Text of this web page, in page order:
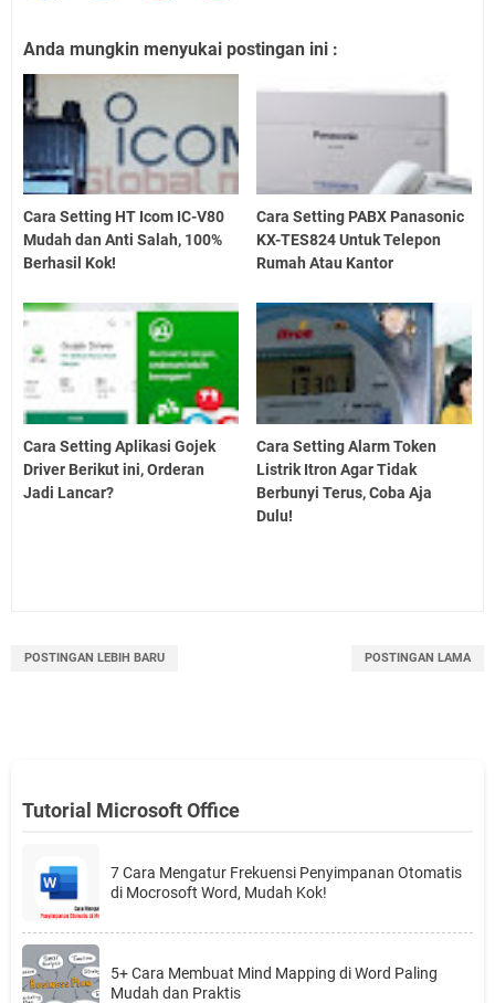
Anda mungkin menyukai postingan ini :
Cara Setting HT Icom IC-V80
Mudah dan Anti Salah, 100%
Berhasil Kok!
Cara Setting PABX Panasonic
KX-TES824 Untuk Telepon
Rumah Atau Kantor
Cara Setting Aplikasi Gojek
Driver Berikut ini, Orderan
Jadi Lancar?
Cara Setting Alarm Token
Listrik Itron Agar Tidak
Berbunyi Terus, Coba Aja
Dulu!
POSTINGAN LEBIH BARU POSTINGAN LAMA
Tutorial Microsoft Office
7 Cara Mengatur Frekuensi Penyimpanan Otomatis
di Mocrosoft Word, Mudah Kok!
5+ Cara Membuat Mind Mapping di Word Paling
Mudah dan Praktis